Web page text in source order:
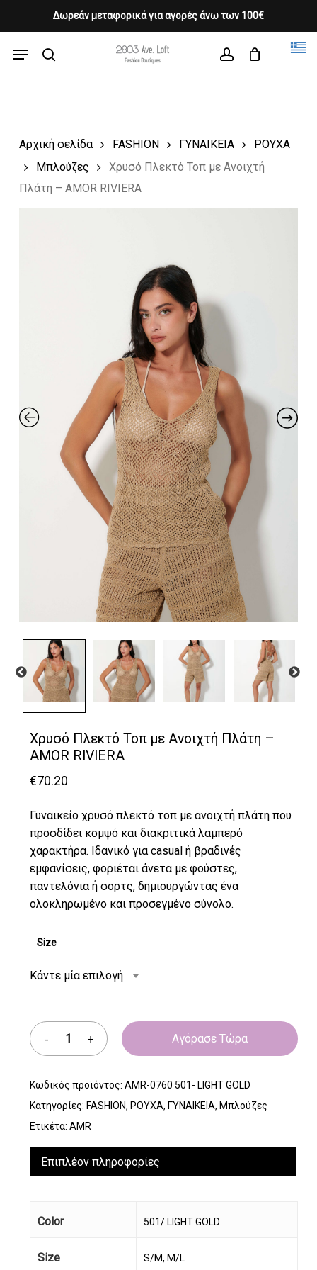
Δωρεάν μεταφορικά για αγορές άνω των 100€
content
Menu
Cart CLOSE
CART
Αρχική σελίδα FASHION ΓΥΝΑΙΚΕΙΑ
ΡΟΥΧΑ
Μπλούζες
Χρυσό Πλεκτό Τοπ με Ανοιχτή
Πλάτη – AMOR RIVIERA
Χρυσό Πλεκτό Τοπ με Ανοιχτή Πλάτη –
AMOR RIVIERA
€70.20
Γυναικείο χρυσό πλεκτό τοπ με ανοιχτή πλάτη που
προσδίδει κομψό και διακριτικά λαμπερό
χαρακτήρα. Ιδανικό για casual ή βραδινές
εμφανίσεις, φοριέται άνετα με φούστες,
παντελόνια ή σορτς, δημιουργώντας ένα
ολοκληρωμένο και προσεγμένο σύνολο.
Size
Κάντε μία επιλογή
Αγόρασε Τώρα
Κωδικός προϊόντος: AMR-0760 501- LIGHT GOLD
Κατηγορίες: FASHION, ΡΟΥΧΑ, ΓΥΝΑΙΚΕΙΑ, Μπλούζες
Ετικέτα: AMR
Επιπλέον πληροφορίες
Color 501/ LIGHT GOLD
Size S/M, M/L
Close